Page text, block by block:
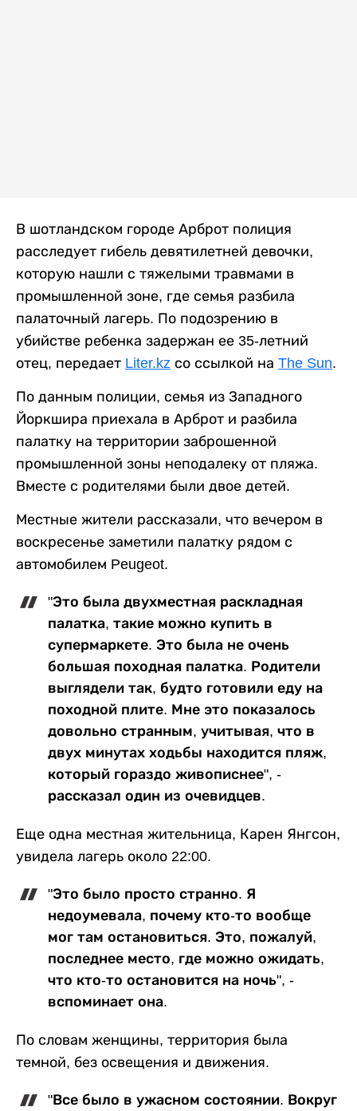
В шотландском городе Арброт полиция
расследует гибель девятилетней девочки,
которую нашли с тяжелыми травмами в
промышленной зоне, где семья разбила
палаточный лагерь. По подозрению в
убийстве ребенка задержан ее 35-летний
отец, передает Liter.kz со ссылкой на The Sun.
По данным полиции, семья из Западного
Йоркшира приехала в Арброт и разбила
палатку на территории заброшенной
промышленной зоны неподалеку от пляжа.
Вместе с родителями были двое детей.
Местные жители рассказали, что вечером в
воскресенье заметили палатку рядом с
автомобилем Peugeot.
"Это была двухместная раскладная
палатка, такие можно купить в
супермаркете. Это была не очень
большая походная палатка. Родители
выглядели так, будто готовили еду на
походной плите. Мне это показалось
довольно странным, учитывая, что в
двух минутах ходьбы находится пляж,
который гораздо живописнее", -
рассказал один из очевидцев.
Еще одна местная жительница, Карен Янгсон,
увидела лагерь около 22:00.
"Это было просто странно. Я
недоумевала, почему кто-то вообще
мог там остановиться. Это, пожалуй,
последнее место, где можно ожидать,
что кто-то остановится на ночь", -
вспоминает она.
По словам женщины, территория была
темной, без освещения и движения.
"Все было в ужасном состоянии. Вокруг